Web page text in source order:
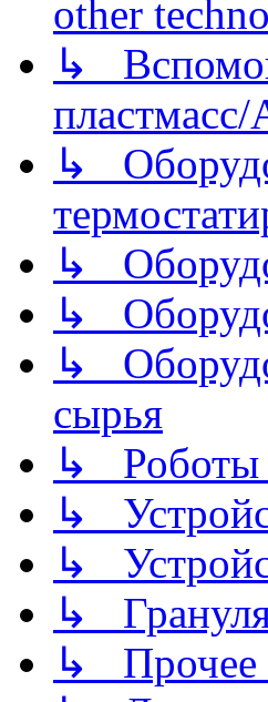
other
↳
↳
↳
↳
↳
сырья
↳ Роботы
↳
↳
↳
↳ Прочее